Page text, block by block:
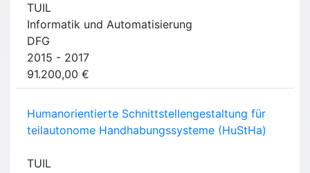
TUIL
Informatik und Automatisierung
DFG
2015 - 2017
91.200,00 €
Humanorientierte Schnittstellengestaltung für
teilautonome Handhabungssysteme (HuStHa)
TUIL